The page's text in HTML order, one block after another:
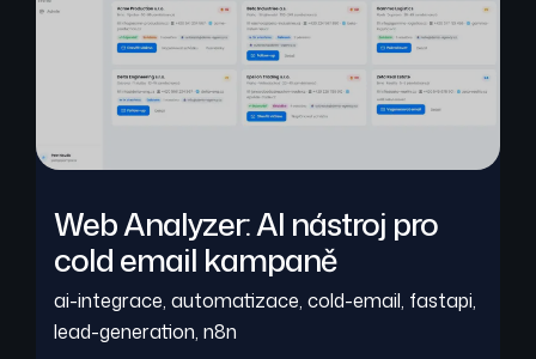
Web Analyzer: AI nástroj pro
cold email kampaně
ai-integrace, automatizace, cold-email, fastapi,
lead-generation, n8n